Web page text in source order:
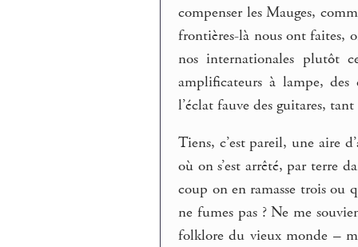
compenser les Mauges,
frontières-là nous ont faites,
nos internationales plutôt
amplificateurs à lampe, des
l’éclat fauve des guitares,
Tiens, c’est pareil, une aire
où on s’est arrêté, par terre
coup on en ramasse trois ou
ne fumes pas ? Ne me
folklore du vieux monde –